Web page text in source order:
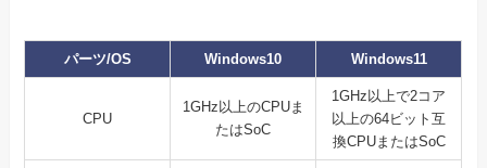
パーツ/OS Windows10 Windows11
CPU
1GHz以上のCPUま
たはSoC
1GHz以上で2コア
以上の64ビット互
換CPUまたはSoC